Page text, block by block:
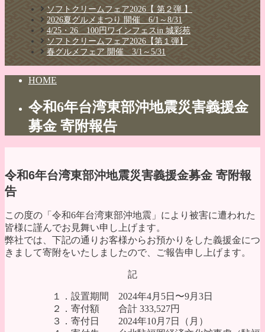
ソフトクリームフェア2026【 第２弾 】
2026夏グルメまつり 開催 6/1～8/31
4/25・26 100円ワインフェスin 城彩苑
ソフトクリームフェア2026【第１弾】
春グルメフェア 開催 3/1～5/31
HOME
令和6年台湾東部沖地震災害義援金
募金 寄附報告
令和6年台湾東部沖地震災害義援金募金 寄附報
告
この度の「令和6年台湾東部沖地震」により被害に遭われた
皆様に謹んでお見舞い申し上げます。
弊社では、下記の通りお客様からお預かりをした義援金につ
きまして寄附をいたしましたので、ご報告申し上げます。
記
１．設置期間 2024年4月5日〜9月3日
２．寄付額 合計 333,527円
３．寄付日 2024年10月7日（月）